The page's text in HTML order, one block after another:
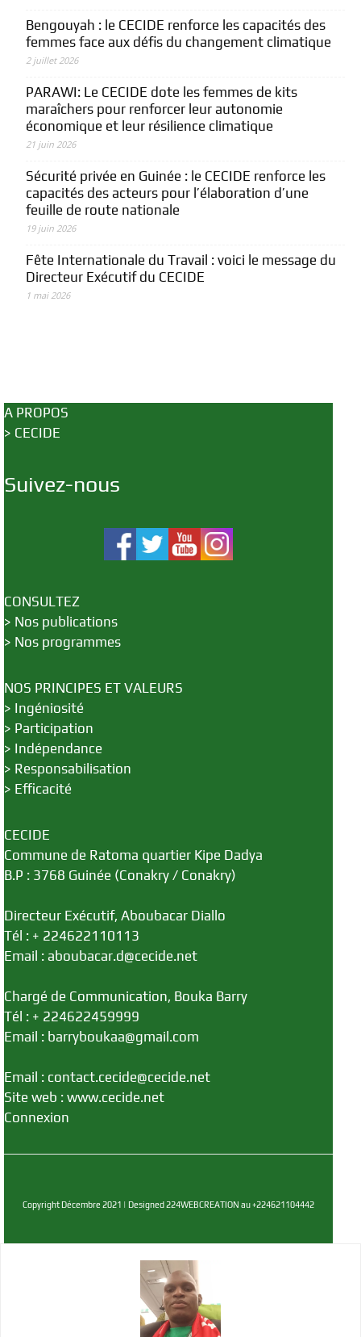
Bengouyah : le CECIDE renforce les capacités des
femmes face aux défis du changement climatique
2 juillet 2026
PARAWI: Le CECIDE dote les femmes de kits
maraîchers pour renforcer leur autonomie
économique et leur résilience climatique
21 juin 2026
Sécurité privée en Guinée : le CECIDE renforce les
capacités des acteurs pour l’élaboration d’une
feuille de route nationale
19 juin 2026
Fête Internationale du Travail : voici le message du
Directeur Exécutif du CECIDE
1 mai 2026
A PROPOS
> CECIDE
Suivez-nous
CONSULTEZ
> Nos publications
> Nos programmes
NOS PRINCIPES ET VALEURS
> Ingéniosité
> Participation
> Indépendance
> Responsabilisation
> Efficacité
CECIDE
Commune de Ratoma quartier Kipe Dadya
B.P : 3768 Guinée (Conakry / Conakry)
Directeur Exécutif, Aboubacar Diallo
Tél : + 224622110113
Email : aboubacar.d@cecide.net
Chargé de Communication, Bouka Barry
Tél : + 224622459999
Email : barryboukaa@gmail.com
Email : contact.cecide@cecide.net
Site web : www.cecide.net
Connexion
Copyright Décembre 2021 | Designed 224WEBCREATION au +224621104442